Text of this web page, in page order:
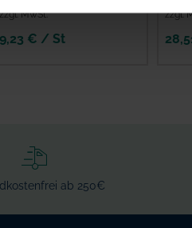
zzgl. MwSt.
9,23 € / St
zzgl.
ab 250€